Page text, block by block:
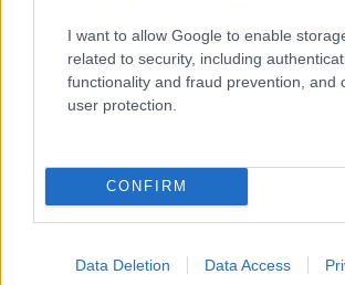
I want to allow Google to enable
related to security, including
functionality and fraud prevention, and
user protection.
CONFIRM
Data Deletion Data Access